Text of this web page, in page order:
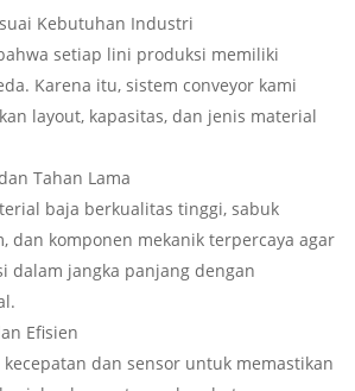
Kebutuhan Industri
setiap lini produksi memiliki
Karena itu, sistem conveyor kami
layout, kapasitas, dan jenis material
Tahan Lama
baja berkualitas tinggi, sabuk
dan komponen mekanik terpercaya agar
dalam jangka panjang dengan
Efisien
dan sensor untuk memastikan